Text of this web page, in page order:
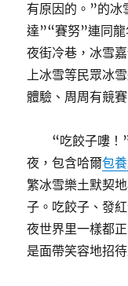
有原因的。”的冰
達”“賽努”連同
夜街冷巷，冰雪
上冰雪等民眾冰
體驗、周周有競
“吃餃子嘍！
夜，包含哈爾包
繁冰雪樂土默契
子。吃餃子、發
夜世界里一樣都
是面帶笑容地招